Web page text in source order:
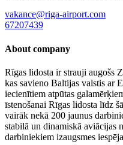
vakance@riga-airport.com
67207439
About company
Rīgas lidosta ir strauji augošs
kas savieno Baltijas valstis ar
iecienītiem atpūtas
īstenošanai Rīgas lidosta līdz
vairāk nekā 200 jaunus
stabilā un dinamiskā aviācijas
darbiniekiem izaugsmes